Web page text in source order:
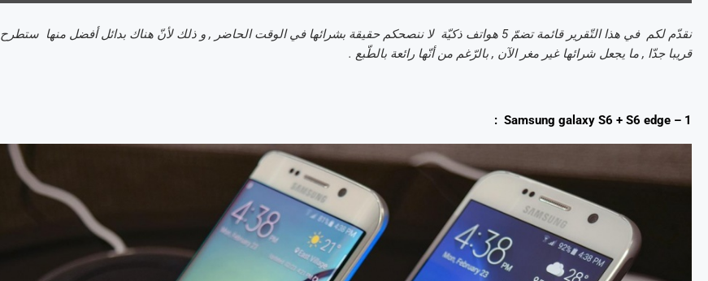
نقدّم لكم في هذا التّقرير قائمة تضمّ 5 هواتف ذكيّة لا ننصحكم حقيقة بشرائها في الوقت الحاضر , و ذلك لأنّ هناك بدائل أفضل منها ستطرح
قريبا جدّا , ما يجعل شرائها غير مغر الآن , بالرّغم من أنّها رائعة بالطّبع .
1 – Samsung galaxy S6 + S6 edge :